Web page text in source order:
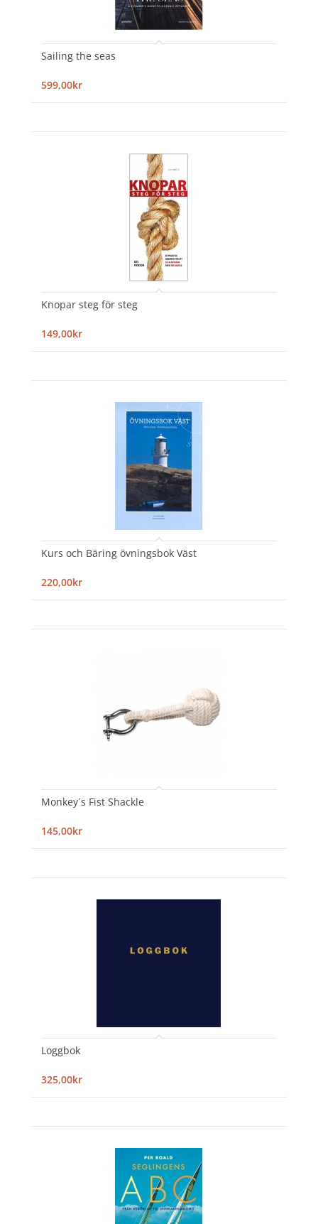
Sailing the seas
599,00kr
Knopar steg för steg
149,00kr
Kurs och Bäring övningsbok Väst
220,00kr
Monkey´s Fist Shackle
145,00kr
Loggbok
325,00kr